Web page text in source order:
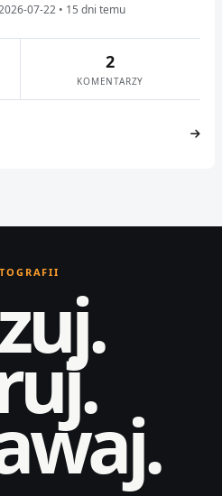
07-22 • 15 dni temu
2
KOMENTARZY